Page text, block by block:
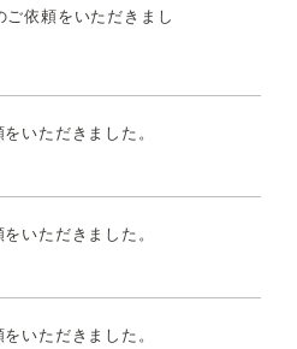
依頼をいただきまし
いただきました。
いただきました。
いただきました。